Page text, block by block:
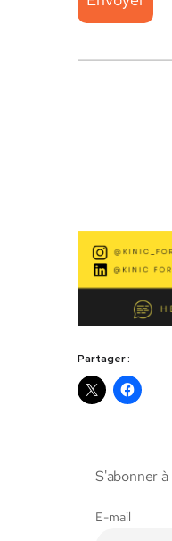
Partager :
S'abonner
E-mail